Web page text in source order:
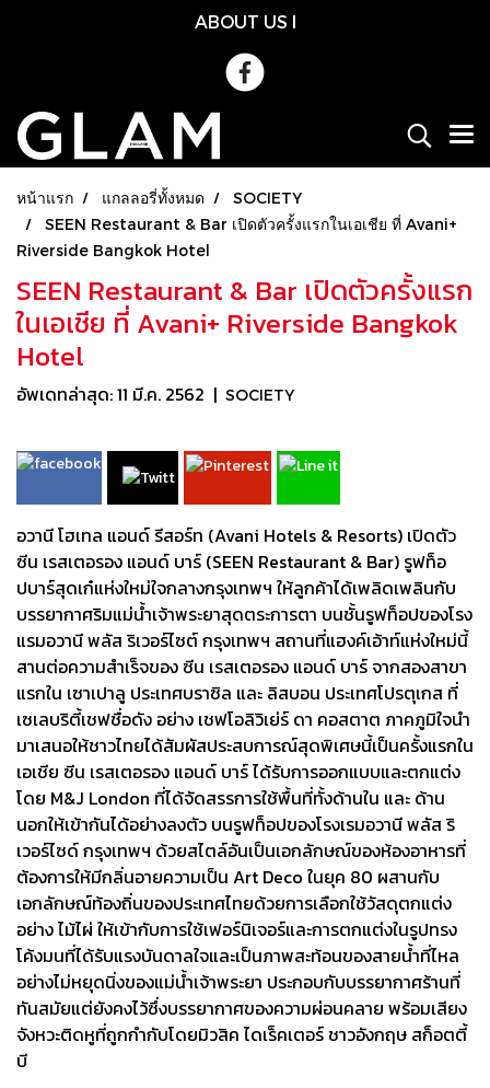
ABOUT US l
หน้าแรก แกลลอรี่ทั้งหมด
SOCIETY
SEEN Restaurant & Bar เปิดตัวครั้งแรกในเอเชีย ที่ Avani+
Riverside Bangkok Hotel
SEEN Restaurant & Bar เปิดตัวครั้งแรก
ในเอเชีย ที่ Avani+ Riverside Bangkok
Hotel
อัพเดทล่าสุด: 11 มี.ค. 2562 | SOCIETY
อวานี โฮเทล แอนด์ รีสอร์ท (Avani Hotels & Resorts) เปิดตัว
ซีน เรสเตอรอง แอนด์ บาร์ (SEEN Restaurant & Bar) รูฟท็อ
ปบาร์สุดเก๋แห่งใหม่ใจกลางกรุงเทพฯ ให้ลูกค้าได้เพลิดเพลินกับ
บรรยากาศริมแม่น้ำเจ้าพระยาสุดตระการตา บนชั้นรูฟท็อปของโรง
แรมอวานี พลัส ริเวอร์ไซต์ กรุงเทพฯ สถานที่แฮงค์เอ้าท์แห่งใหม่นี้
สานต่อความสำเร็จของ ซีน เรสเตอรอง แอนด์ บาร์ จากสองสาขา
แรกใน เซาเปาลู ประเทศบราซิล และ ลิสบอน ประเทศโปรตุเกส ที่
เซเลบริตี้เชฟชื่อดัง อย่าง เชฟโอลิวิเย่ร์ ดา คอสตาต ภาคภูมิใจนำ
มาเสนอให้ชาวไทยได้สัมผัสประสบการณ์สุดพิเศษนี้เป็นครั้งแรกใน
เอเชีย ซีน เรสเตอรอง แอนด์ บาร์ ได้รับการออกแบบและตกแต่ง
โดย M&J London ที่ได้จัดสรรการใช้พื้นที่ทั้งด้านใน และ ด้าน
นอกให้เข้ากันได้อย่างลงตัว บนรูฟท็อปของโรงเรมอวานี พลัส ริ
เวอร์ไซด์ กรุงเทพฯ ด้วยสไตล์อันเป็นเอกลักษณ์ของห้องอาหารที่
ต้องการให้มีกลิ่นอายความเป็น Art Deco ในยุค 80 ผสานกับ
เอกลักษณ์ท้องถิ่นของประเทศไทยด้วยการเลือกใช้วัสดุตกแต่ง
อย่าง ไม้ไผ่ ให้เข้ากับการใช้เฟอร์นิเจอร์และการตกแต่งในรูปทรง
โค้งมนที่ได้รับแรงบันดาลใจและเป็นภาพสะท้อนของสายน้ำที่ไหล
อย่างไม่หยุดนิ่งของแม่น้ำเจ้าพระยา ประกอบกับบรรยากาศร้านที่
ทันสมัยแต่ยังคงไว้ซึ่งบรรยากาศของความผ่อนคลาย พร้อมเสียง
จังหวะติดหูที่ถูกกำกับโดยมิวสิค ไดเร็คเตอร์ ชาวอังกฤษ สก็อตตี้
บี